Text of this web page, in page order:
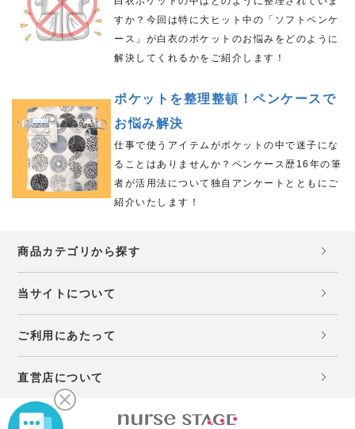
すか？今回は特に大ヒット中の「ソフトペンケ
ース」が白衣のポケットのお悩みをどのように
解決してくれるかをご紹介します！
ポケットを整理整頓！ペンケースで
お悩み解決
仕事で使うアイテムがポケットの中で迷子にな
ることはありませんか？ペンケース歴16年の筆
者が活用法について独自アンケートとともにご
紹介いたします！
商品カテゴリから探す
当サイトについて
ご利用にあたって
直営店について